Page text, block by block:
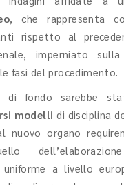
, che rappresenta
rispetto al
imperniato sulla
fasi del procedimento.
di fondo sarebbe
modelli di disciplina
nuovo organo
uniforme a livello